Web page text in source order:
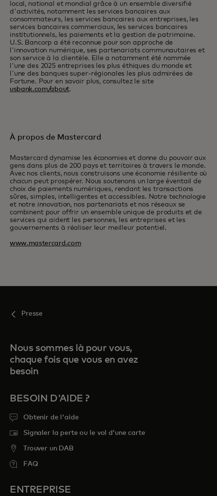
local, national et mondial grâce à un ensemble diversifié
d'activités, notamment les services bancaires aux
consommateurs, les services bancaires aux entreprises, les
services bancaires commerciaux, les services bancaires
institutionnels, les paiements et la gestion de patrimoine.
U.S. Bancorp a été reconnue pour son approche de
l'innovation numérique, ses partenariats communautaires et
son service à la clientèle. Elle a notamment été nommée
l'une des 2025 entreprises les plus éthiques du monde et
l'une des banques super-régionales les plus admirées de
Fortune. Pour en savoir plus, consultez le site
usbank.com/about.
À propos de Mastercard
Mastercard dynamise les économies et donne du pouvoir aux
gens dans plus de 200 pays et territoires à travers le monde.
Avec nos clients, nous construisons une économie résiliente où
chacun peut prospérer. Nous soutenons un large éventail de
choix de paiements numériques, rendant les transactions
sûres, simples, intelligentes et accessibles. Notre technologie
et notre innovation, nos partenariats et nos réseaux se
combinent pour offrir un ensemble unique de produits et de
services qui aident les personnes, les entreprises et les
gouvernements à réaliser leur meilleur potentiel.
www.mastercard.com
Presse
Nous sommes là pour vous,
chaque fois que vous en avez
besoin
BESOIN D'AIDE ?
Obtenir de l'aide
Signaler la perte ou le vol d’une carte
Trouver un DAB
FAQ
ENTREPRISE